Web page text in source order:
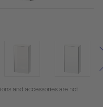
and accessories are not